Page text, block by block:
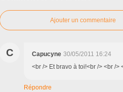
Ajouter un commentaire
C Capucyne 30/05/2011 16:24
<br /> Et bravo à toi!<br /> <br />
Répondre